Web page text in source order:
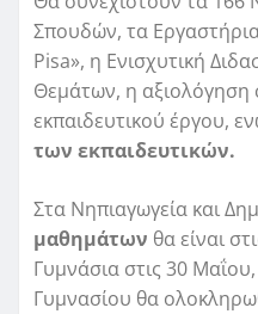
Σπουδών, τα
Pisa», η Ενισχυτική
Θεμάτων, η αξιολόγηση
εκπαιδευτικού έργου,
των εκπαιδευτικών.
Στα Νηπιαγωγεία και
μαθημάτων θα είναι
Γυμνάσια στις 30
Γυμνασίου θα